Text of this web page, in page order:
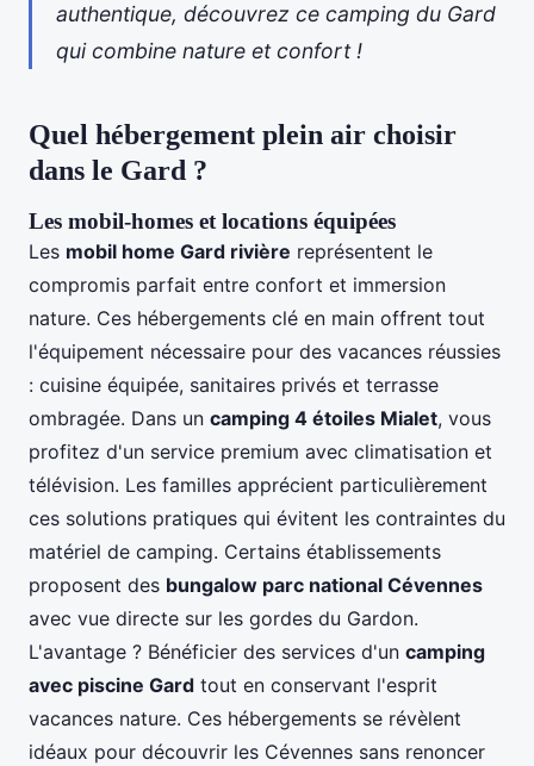
authentique, découvrez ce camping du Gard
qui combine nature et confort !
Quel hébergement plein air choisir
dans le Gard ?
Les mobil-homes et locations équipées
Les mobil home Gard rivière représentent le
compromis parfait entre confort et immersion
nature. Ces hébergements clé en main offrent tout
l'équipement nécessaire pour des vacances réussies
: cuisine équipée, sanitaires privés et terrasse
ombragée. Dans un camping 4 étoiles Mialet, vous
profitez d'un service premium avec climatisation et
télévision. Les familles apprécient particulièrement
ces solutions pratiques qui évitent les contraintes du
matériel de camping. Certains établissements
proposent des bungalow parc national Cévennes
avec vue directe sur les gordes du Gardon.
L'avantage ? Bénéficier des services d'un camping
avec piscine Gard tout en conservant l'esprit
vacances nature. Ces hébergements se révèlent
idéaux pour découvrir les Cévennes sans renoncer